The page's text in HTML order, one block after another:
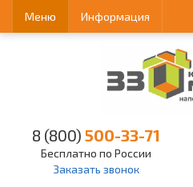
Меню Информация
8 (800) 500-33-71
Бесплатно по России
Заказать звонок